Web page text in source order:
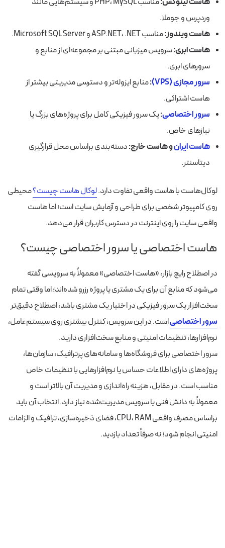
وردپرس و جوملا.
هاست ویندوز:مناسب ASP.NET، .NET و Microsoft SQL Server.
هاست ابری:سرویس میزبانی مبتنی بر مجموعه‌ای از منابع و
سرورهای ابری.
سرور مجازی (VPS)
:منابع ایزوله‌تر و دسترسی مدیریتی بیشتر از
هاست اشتراکی.
سرور اختصاصی:یک سرور فیزیکی کامل برای پروژه‌های بزرگ یا
نیازهای خاص.
هاست ایرانو هاست خارج:دسته‌بندی براساس محل قرارگیری
دیتاسنتر.
لوکال‌هاست با هاست واقعی تفاوت دارد.لوکال هاست چیست؟محیطی
روی کامپیوتر شخصی برای طراحی و آزمایش سایت است؛ اما هاست
واقعی سایت را روی اینترنت در دسترس کاربران قرار می‌دهد.
هاست اختصاصی یا سرور اختصاصی چیست؟
در اصطلاح رایج بازار، «هاست اختصاصی» معمولاً به سرویسی گفته
می‌شود که منابع آن برای یک مشتری یا پروژه رزرو شده‌اند؛ اما وقتی تمام
سخت‌افزار یک سرور فیزیکی در اختیار یک مشتری باشد، اصطلاح دقیق‌تر
سرور اختصاصیاست. در این سرویس، کنترل بیشتری روی سیستم‌عامل،
نرم‌افزارها، تنظیمات امنیتی و منابع سخت‌افزاری دارید.
سرور اختصاصی برای فروشگاه‌ها و سامانه‌های پرترافیک، سازمان‌ها،
پروژه‌های دارای اطلاعات حساس یا نرم‌افزارهایی با تنظیمات خاص
مناسب است. در مقابل، هزینه راه‌اندازی و مدیریت آن بالاتر است و
معمولاً به دانش فنی یا سرویس مدیریت‌شده نیاز دارد. انتخاب آن باید
براساس مصرف واقعی CPU، RAM، فضای ذخیره‌سازی، ترافیک و الزامات
امنیتی انجام شود؛ نه صرفاً تعداد بازدید.